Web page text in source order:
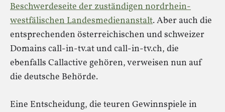
Beschwerdeseite der zuständigen nordrhein-
westfälischen Landesmedienanstalt. Aber auch die
entsprechenden österreichischen und schweizer
Domains call-in-tv.at und call-in-tv.ch, die
ebenfalls Callactive gehören, verweisen nun auf
die deutsche Behörde.
Eine Entscheidung, die teuren Gewinnspiele in